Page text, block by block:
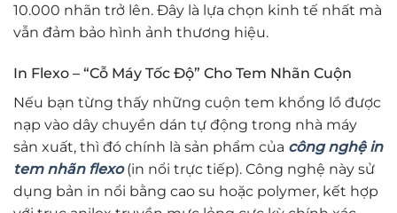
10.000 nhãn trở lên. Đây là lựa chọn kinh tế nhất mà
vẫn đảm bảo hình ảnh thương hiệu.
In Flexo – “Cỗ Máy Tốc Độ” Cho Tem Nhãn Cuộn
Nếu bạn từng thấy những cuộn tem khổng lồ được
nạp vào dây chuyền dán tự động trong nhà máy
sản xuất, thì đó chính là sản phẩm của công nghệ in
tem nhãn flexo(in nổi trực tiếp). Công nghệ này sử
dụng bản in nổi bằng cao su hoặc polymer, kết hợp